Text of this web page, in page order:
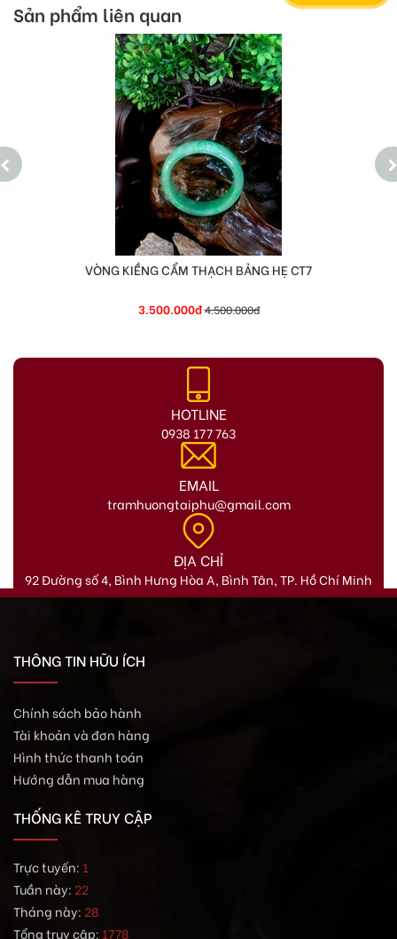
Sản phẩm liên quan
VÒNG KIỀNG CẨM THẠCH BẢNG HẸ CT7
3.500.000đ4.500.000đ
HOTLINE
0938 177 763
EMAIL
tramhuongtaiphu@gmail.com
ĐỊA CHỈ
92 Đường số 4, Bình Hưng Hòa A, Bình Tân, TP. Hồ Chí Minh
THÔNG TIN HỮU ÍCH
Chính sách bảo hành
Tài khoản và đơn hàng
Hình thức thanh toán
Hướng dẫn mua hàng
THỐNG KÊ TRUY CẬP
Trực tuyến: 1
Tuần này: 22
Tháng này: 28
Tổng truy cập: 1778